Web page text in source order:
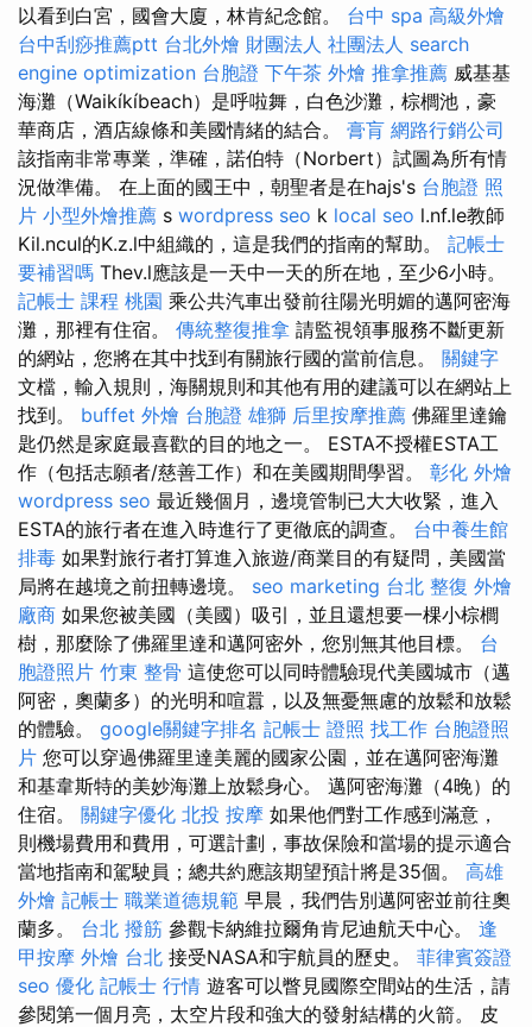
以看到白宮，國會大廈，林肯紀念館。 台中 spa 高級外燴
台中刮痧推薦ptt 台北外燴 財團法人 社團法人 search
engine optimization 台胞證 下午茶 外燴 推拿推薦 威基基
海灘（Waikíkíbeach）是呼啦舞，白色沙灘，棕櫚池，豪
華商店，酒店線條和美國情緒的結合。 膏肓 網路行銷公司
該指南非常專業，準確，諾伯特（Norbert）試圖為所有情
況做準備。 在上面的國王中，朝聖者是在hajs's 台胞證 照
片 小型外燴推薦 s wordpress seo k local seo l.nf.le教師
Kil.ncul的K.z.l中組織的，這是我們的指南的幫助。 記帳士
要補習嗎 Thev.l應該是一天中一天的所在地，至少6小時。
記帳士 課程 桃園 乘公共汽車出發前往陽光明媚的邁阿密海
灘，那裡有住宿。 傳統整復推拿 請監視領事服務不斷更新
的網站，您將在其中找到有關旅行國的當前信息。 關鍵字
文檔，輸入規則，海關規則和其他有用的建議可以在網站上
找到。 buffet 外燴 台胞證 雄獅 后里按摩推薦 佛羅里達鑰
匙仍然是家庭最喜歡的目的地之一。 ESTA不授權ESTA工
作（包括志願者/慈善工作）和在美國期間學習。 彰化 外燴
wordpress seo 最近幾個月，邊境管制已大大收緊，進入
ESTA的旅行者在進入時進行了更徹底的調查。 台中養生館
排毒 如果對旅行者打算進入旅遊/商業目的有疑問，美國當
局將在越境之前扭轉邊境。 seo marketing 台北 整復 外燴
廠商 如果您被美國（美國）吸引，並且還想要一棵小棕櫚
樹，那麼除了佛羅里達和邁阿密外，您別無其他目標。 台
胞證照片 竹東 整骨 這使您可以同時體驗現代美國城市（邁
阿密，奧蘭多）的光明和喧囂，以及無憂無慮的放鬆和放鬆
的體驗。 google關鍵字排名 記帳士 證照 找工作 台胞證照
片 您可以穿過佛羅里達美麗的國家公園，並在邁阿密海灘
和基韋斯特的美妙海灘上放鬆身心。 邁阿密海灘（4晚）的
住宿。 關鍵字優化 北投 按摩 如果他們對工作感到滿意，
則機場費用和費用，可選計劃，事故保險和當場的提示適合
當地指南和駕駛員；總共約應該期望預計將是35個。 高雄
外燴 記帳士 職業道德規範 早晨，我們告別邁阿密並前往奧
蘭多。 台北 撥筋 參觀卡納維拉爾角肯尼迪航天中心。 逢
甲按摩 外燴 台北 接受NASA和宇航員的歷史。 菲律賓簽證
seo 優化 記帳士 行情 遊客可以瞥見國際空間站的生活，請
參閱第一個月亮，太空片段和強大的發射結構的火箭。 皮